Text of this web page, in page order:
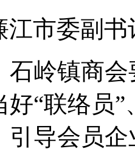
市委副书
石岭镇商
“联络员
引导会员